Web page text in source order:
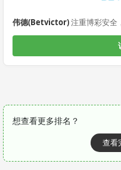
伟德(Betvictor)注重博彩安全
想查看更多排名？
查看